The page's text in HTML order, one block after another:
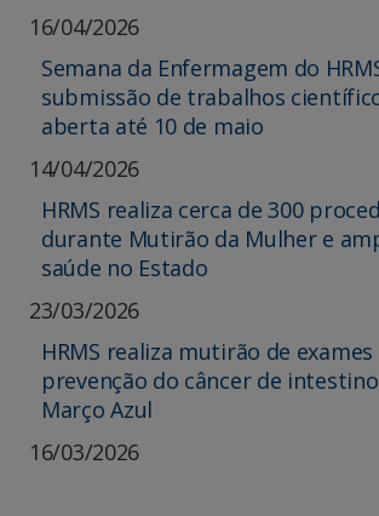
16/04/2026
Semana da Enfermagem do
submissão de trabalhos
aberta até 10 de maio
14/04/2026
HRMS realiza cerca de 300
durante Mutirão da Mulher e
saúde no Estado
23/03/2026
HRMS realiza mutirão de
prevenção do câncer de
Março Azul
16/03/2026